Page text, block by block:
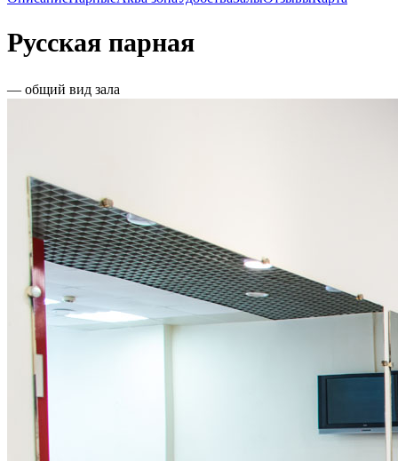
Русская парная
— общий вид зала